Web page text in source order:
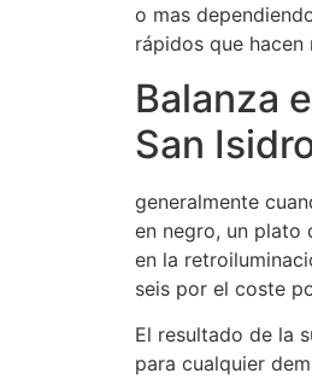
o mas
rápidos que
Balanza
San
generalmente
en negro, un plato
en la
seis por el coste
El resultado de la
para cualquier